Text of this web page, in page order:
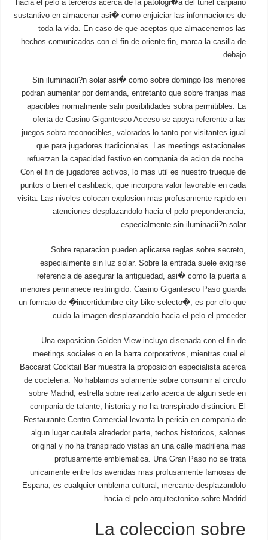
hacia el pelo a terceros acerca de la patologi�a del tunel carpiano
sustantivo en almacenar asi� como enjuiciar las informaciones de
toda la vida. En caso de que aceptas que almacenemos las
hechos comunicados con el fin de oriente fin, marca la casilla de
debajo.
Sin iluminacii?n solar asi� como sobre domingo los menores
podran aumentar por demanda, entretanto que sobre franjas mas
apacibles normalmente salir posibilidades sobra permitibles. La
oferta de Casino Gigantesco Acceso se apoya referente a las
juegos sobra reconocibles, valorados lo tanto por visitantes igual
que para jugadores tradicionales. Las meetings estacionales
refuerzan la capacidad festivo en compania de acion de noche.
Con el fin de jugadores activos, lo mas util es nuestro trueque de
puntos o bien el cashback, que incorpora valor favorable en cada
visita. Las niveles colocan explosion mas profusamente rapido en
atenciones desplazandolo hacia el pelo preponderancia,
especialmente sin iluminacii?n solar.
Sobre reparacion pueden aplicarse reglas sobre secreto,
especialmente sin luz solar. Sobre la entrada suele exigirse
referencia de asegurar la antiguedad, asi� como la puerta a
menores permanece restringido. Casino Gigantesco Paso guarda
un formato de �incertidumbre city bike selecto�, es por ello que
cuida la imagen desplazandolo hacia el pelo el proceder.
Una exposicion Golden View incluyo disenada con el fin de
meetings sociales o en la barra corporativos, mientras cual el
Baccarat Cocktail Bar muestra la proposicion especialista acerca
de cocteleria. No hablamos solamente sobre consumir al circulo
sobre Madrid, estrella sobre realizarlo acerca de algun sede en
compania de talante, historia y no ha transpirado distincion. El
Restaurante Centro Comercial levanta la pericia en compania de
algun lugar cautela alrededor parte, techos historicos, salones
original y no ha transpirado vistas an una calle madrilena mas
profusamente emblematica. Una Gran Paso no se trata
unicamente entre los avenidas mas profusamente famosas de
Espana; es cualquier emblema cultural, mercante desplazandolo
hacia el pelo arquitectonico sobre Madrid.
La coleccion sobre